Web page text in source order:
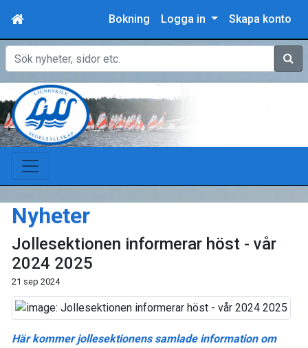
Bokning Logga in Skapa konto
Sök
Nyheter
Jollesektionen informerar höst - vår
2024 2025
21 sep 2024
Här kommer jollesektionens samlade information om